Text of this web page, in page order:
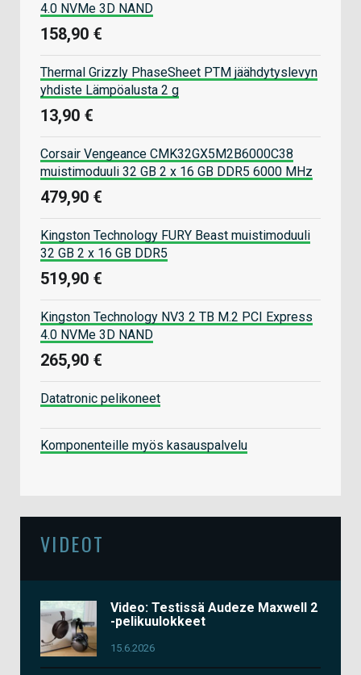
4.0 NVMe 3D NAND
158,90 €
Thermal Grizzly PhaseSheet PTM jäähdytyslevyn
yhdiste Lämpöalusta 2 g
13,90 €
Corsair Vengeance CMK32GX5M2B6000C38
muistimoduuli 32 GB 2 x 16 GB DDR5 6000 MHz
479,90 €
Kingston Technology FURY Beast muistimoduuli
32 GB 2 x 16 GB DDR5
519,90 €
Kingston Technology NV3 2 TB M.2 PCI Express
4.0 NVMe 3D NAND
265,90 €
Datatronic pelikoneet
Komponenteille myös kasauspalvelu
VIDEOT
Video: Testissä Audeze Maxwell 2
-pelikuulokkeet
15.6.2026